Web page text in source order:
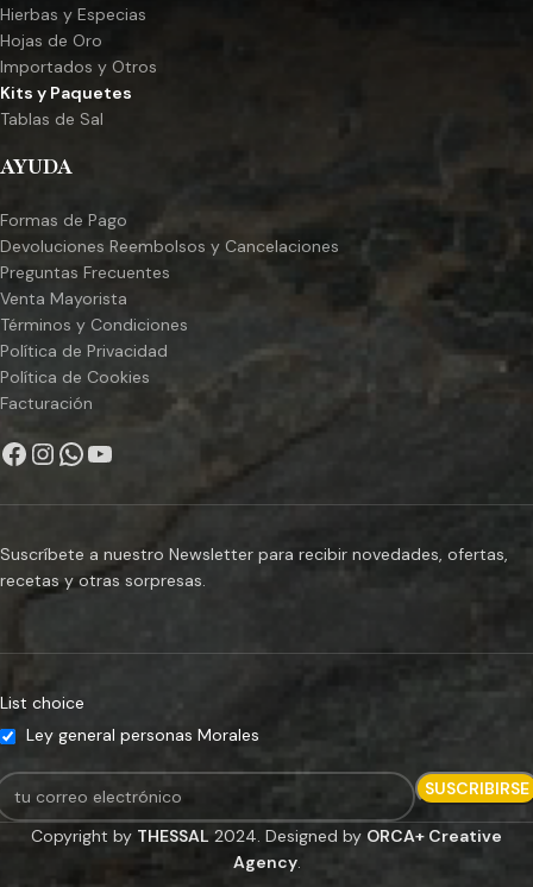
Hierbas y Especias
Hojas de Oro
Importados y Otros
Kits y Paquetes
Tablas de Sal
AYUDA
Formas de Pago
Devoluciones Reembolsos y Cancelaciones
Preguntas Frecuentes
Venta Mayorista
Términos y Condiciones
Política de Privacidad
Política de Cookies
Facturación
Suscríbete a nuestro Newsletter para recibir novedades, ofertas,
recetas y otras sorpresas.
List choice
Ley general personas Morales
Copyright by THESSAL 2024. Designed by ORCA+ Creative
Agency.